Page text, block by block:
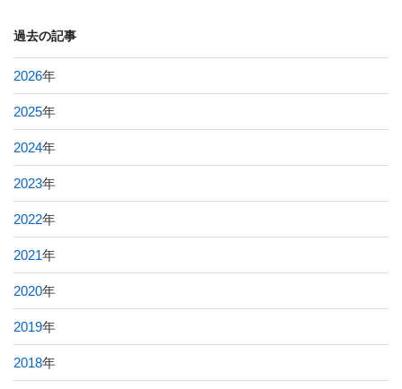
過去の記事
2026年
2025年
2024年
2023年
2022年
2021年
2020年
2019年
2018年